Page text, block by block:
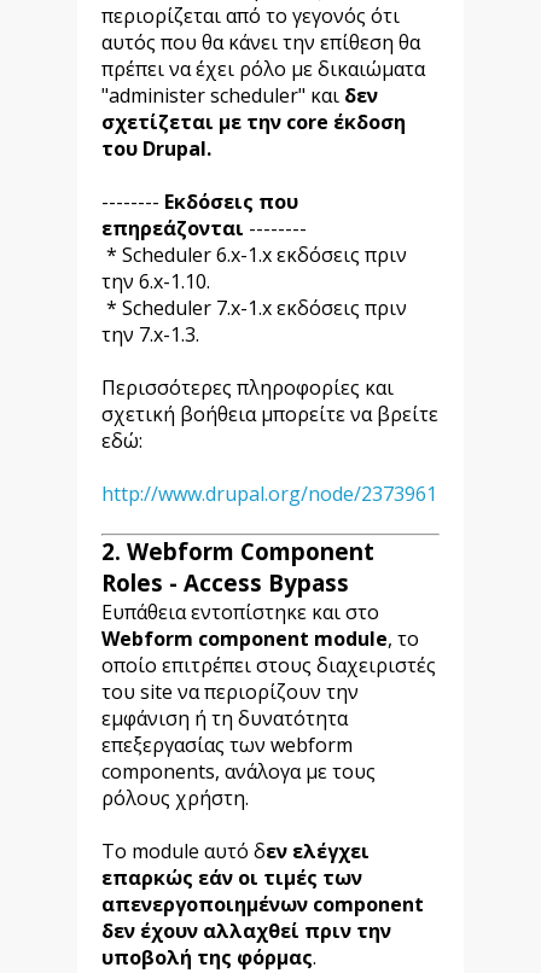
περιορίζεται από το γεγονός ότι
αυτός που θα κάνει την επίθεση θα
πρέπει να έχει ρόλο με δικαιώματα
"administer scheduler" και δεν
σχετίζεται με την core έκδοση
του Drupal.
-------- Εκδόσεις που
επηρεάζονται --------
* Scheduler 6.x-1.x εκδόσεις πριν
την 6.x-1.10.
* Scheduler 7.x-1.x εκδόσεις πριν
την 7.x-1.3.
Περισσότερες πληροφορίες και
σχετική βοήθεια μπορείτε να βρείτε
εδώ:
http://www.drupal.org/node/2373961
2. Webform Component
Roles - Access Bypass
Ευπάθεια εντοπίστηκε και στο
Webform component module, το
οποίο επιτρέπει στους διαχειριστές
του site να περιορίζουν την
εμφάνιση ή τη δυνατότητα
επεξεργασίας των webform
components, ανάλογα με τους
ρόλους χρήστη.
Το module αυτό δεν ελέγχει
επαρκώς εάν οι τιμές των
απενεργοποιημένων component
δεν έχουν αλλαχθεί πριν την
υποβολή της φόρμας.